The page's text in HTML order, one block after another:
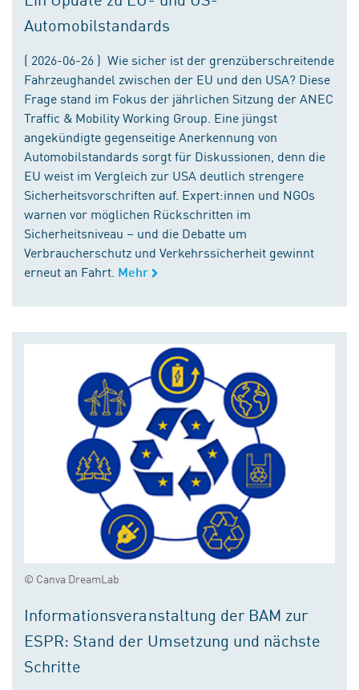
Automobilstandards
( 2026-06-26 ) Wie sicher ist der grenzüberschreitende
Fahrzeughandel zwischen der EU und den USA? Diese
Frage stand im Fokus der jährlichen Sitzung der ANEC
Traffic & Mobility Working Group. Eine jüngst
angekündigte gegenseitige Anerkennung von
Automobilstandards sorgt für Diskussionen, denn die
EU weist im Vergleich zur USA deutlich strengere
Sicherheitsvorschriften auf. Expert:innen und NGOs
warnen vor möglichen Rückschritten im
Sicherheitsniveau – und die Debatte um
Verbraucherschutz und Verkehrssicherheit gewinnt
erneut an Fahrt. Mehr
© Canva DreamLab
Informationsveranstaltung der BAM zur
ESPR: Stand der Umsetzung und nächste
Schritte